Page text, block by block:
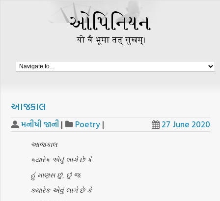
આજકાલ
મનીષી જાની | Poetry | 27 June 2020
આજકાલ
ક્યારેક એવું લાગે છે કે
હું માણસ છું, છું જ.
ક્યારેક એવું લાગે છે કે